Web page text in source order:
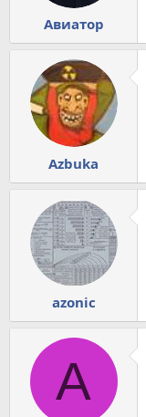
Авиатор
Azbuka
azonic
A